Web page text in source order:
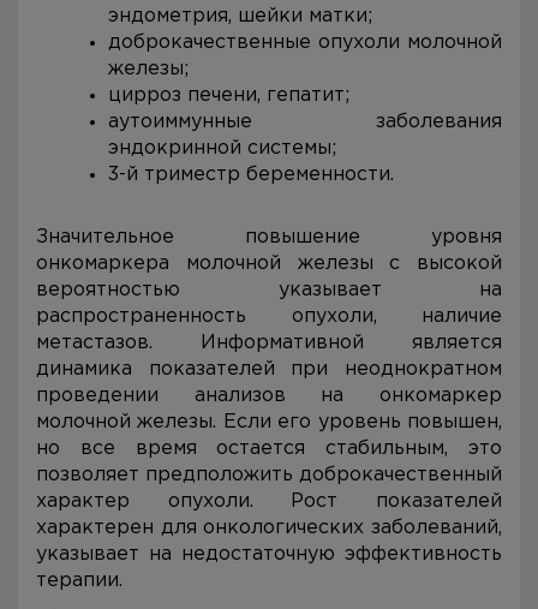
эндометрия, шейки матки;
доброкачественные опухоли молочной
железы;
цирроз печени, гепатит;
аутоиммунные заболевания
эндокринной системы;
3-й триместр беременности.
Значительное повышение уровня
онкомаркера молочной железы с высокой
вероятностью указывает на
распространенность опухоли, наличие
метастазов. Информативной является
динамика показателей при неоднократном
проведении анализов на онкомаркер
молочной железы. Если его уровень повышен,
но все время остается стабильным, это
позволяет предположить доброкачественный
характер опухоли. Рост показателей
характерен для онкологических заболеваний,
указывает на недостаточную эффективность
терапии.